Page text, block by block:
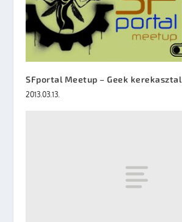
SFportal Meetup – Geek kerekasztal
2013.03.13.